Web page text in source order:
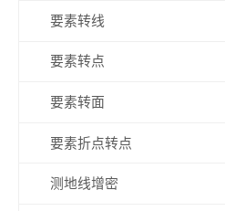
要素转线
要素转点
要素转面
要素折点转点
测地线增密